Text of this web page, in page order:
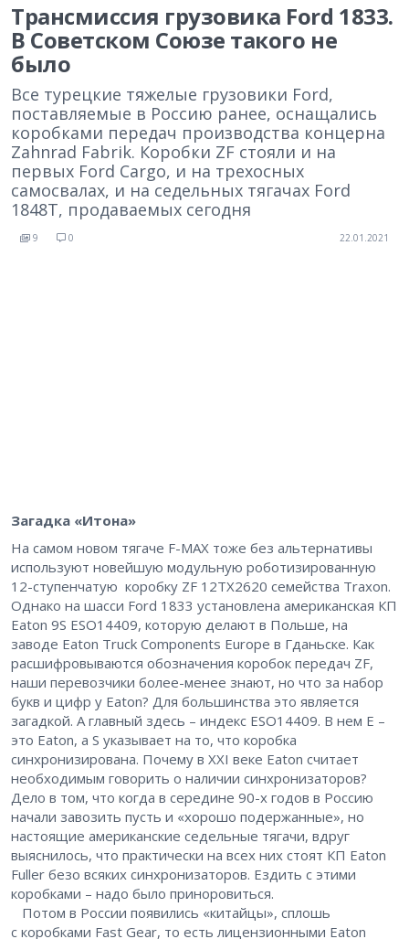
Трансмиссия грузовика Ford 1833.
В Советском Союзе такого не
было
Все турецкие тяжелые грузовики Ford,
поставляемые в Россию ранее, оснащались
коробками передач производства концерна
Zahnrad Fabrik. Коробки ZF стояли и на
первых Ford Cargo, и на трехосных
самосвалах, и на седельных тягачах Ford
1848Т, продаваемых сегодня
9 0 22.01.2021
Загадка «Итона»
На самом новом тягаче F-MAX тоже без альтернативы
используют новейшую модульную роботизированную
12-ступенчатую коробку ZF 12TX2620 семейства Traхon​.
Однако на шасси Ford 1833 установлена американская КП
Eaton 9S ESO14409, которую делают в Польше, на
заводе Eaton Truck Components Europe в Гданьске. Как
расшифровываются обозначения коробок передач ZF,
наши перевозчики более-менее знают, но что за набор
букв и цифр у Eaton? Для большинства это является
загадкой. А главный здесь – ​индекс ESO14409. В нем E – ​
это Eaton, а S указывает на то, что коробка
синхронизирована. Почему в XXI веке Eaton считает
необходимым говорить о наличии синхронизаторов?
Дело в том, что когда в середине 90-х годов в Россию
начали завозить пусть и «хорошо подержанные», но
настоящие американские седельные тягачи, вдруг
выяснилось, что практически на всех них стоят КП Eaton
Fuller безо всяких синхронизаторов. Ездить с этими
коробками – ​надо было приноровиться.
Потом в России появились «китайцы», сплошь
с коробками Fast Gear, то есть лицензионными Eaton